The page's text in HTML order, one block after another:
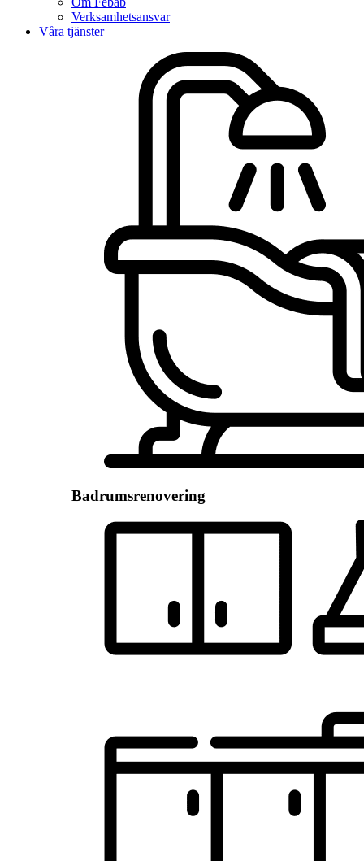
Verksamhetsansvar
Våra tjänster
Badrumsrenovering